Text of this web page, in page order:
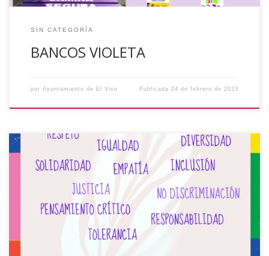
SIN CATEGORÍA
BANCOS VIOLETA
por Ayuntamiento de El Viso Publicada24 de febrero de 2023
La Asamblea General de las Naciones Unidas proclamó el
24 de enero Día Internacional de la Educación, en
conmemoración del papel que la educación desempeña en
la paz y el desarrollo. Sin una educación de calidad,
inclusiva y equitativa para todos/as y de oportunidades de
aprendizaje a lo largo de […]